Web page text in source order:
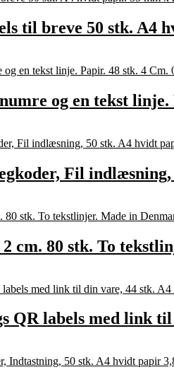
til breve 50 stk. A4
og en tekst
Fil
2 cm. 80 stk. To
QR labels med link